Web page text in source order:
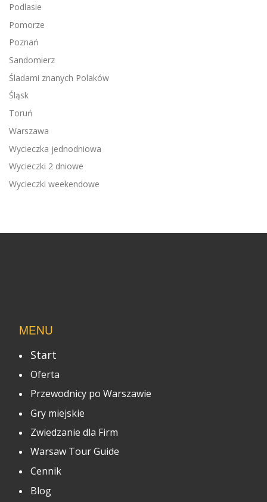
Podlasie
Pomorze
Poznań
Sandomierz
Śladami znanych Polaków
Śląsk
Toruń
Warszawa
Wycieczka jednodniowa
Wycieczki 2 dniowe
Wycieczki weekendowe
MENU
Start
Oferta
Przewodnicy po Warszawie
Gry miejskie
Zwiedzanie dla Firm
Warsaw Tour Guide
Cennik
Blog